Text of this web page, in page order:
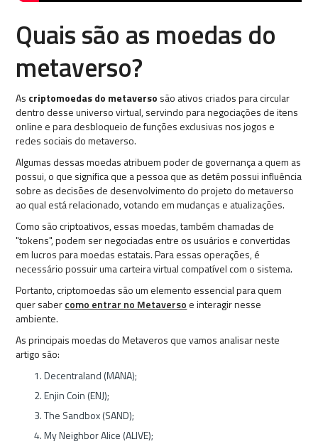
Quais são as moedas do
metaverso?
As criptomoedas do metaverso são ativos criados para circular
dentro desse universo virtual, servindo para negociações de itens
online e para desbloqueio de funções exclusivas nos jogos e
redes sociais do metaverso.
Algumas dessas moedas atribuem poder de governança a quem as
possui, o que significa que a pessoa que as detém possui influência
sobre as decisões de desenvolvimento do projeto do metaverso
ao qual está relacionado, votando em mudanças e atualizações.
Como são criptoativos, essas moedas, também chamadas de
"tokens", podem ser negociadas entre os usuários e convertidas
em lucros para moedas estatais. Para essas operações, é
necessário possuir uma carteira virtual compatível com o sistema.
Portanto, criptomoedas são um elemento essencial para quem
quer sabercomo entrar no Metaverso e interagir nesse
ambiente.
As principais moedas do Metaveros que vamos analisar neste
artigo são:
Decentraland (MANA);
Enjin Coin (ENJ);
The Sandbox (SAND);
My Neighbor Alice (ALIVE);